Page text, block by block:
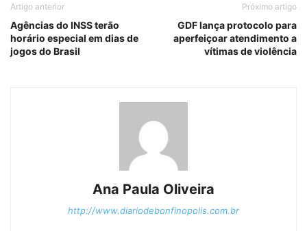
Artigo anterior
Agências do INSS terão
horário especial em dias de
jogos do Brasil
Próximo artigo
GDF lança protocolo para
aperfeiçoar atendimento a
vítimas de violência
Ana Paula Oliveira
http://www.diariodebonfinopolis.com.br